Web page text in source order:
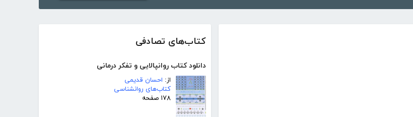
کتاب‌های تصادفی
دانلود کتاب روانپالایی و تفکر درمانی
از: احسان قدیمی
کتاب‌های روانشناسی
۱۷۸ صفحه